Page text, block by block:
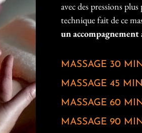
avec des pressions
technique fait de ce
un
MASSAGE 30
MASSAGE 45
MASSAGE 60
MASSAGE 90